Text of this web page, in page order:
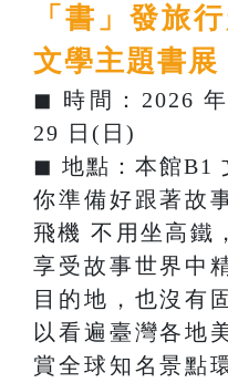
「書」發旅
文學主題書展
◼ 時間：2026
29 日(日)
◼ 地點：本館B1
你準備好跟著故
飛機 不用坐高鐵
享受故事世界中
目的地，也沒有
以看遍臺灣各地
賞全球知名景點